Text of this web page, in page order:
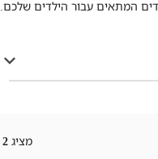
המתאים עבור הילדים שלכם.
מציג2